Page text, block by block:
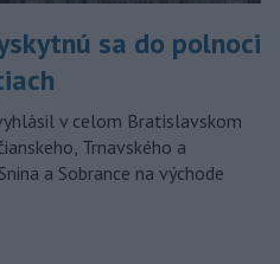
sa do polnoci
v celom Bratislavskom
Trnavského a
a Sobrance na východe